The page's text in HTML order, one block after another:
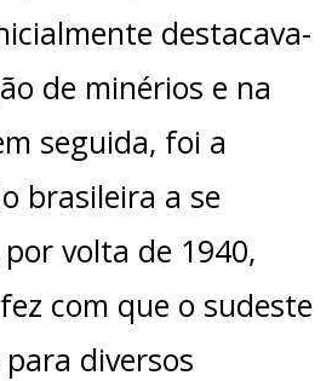
destacava-
de minérios e na
seguida, foi a
brasileira a se
volta de 1940,
com que o sudeste
diversos